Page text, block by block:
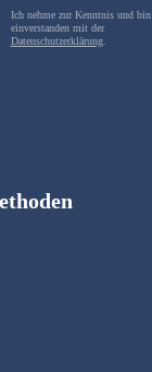
Ich nehme zur Kenntnis und bin
einverstanden mit der
Datenschutzerklärung.